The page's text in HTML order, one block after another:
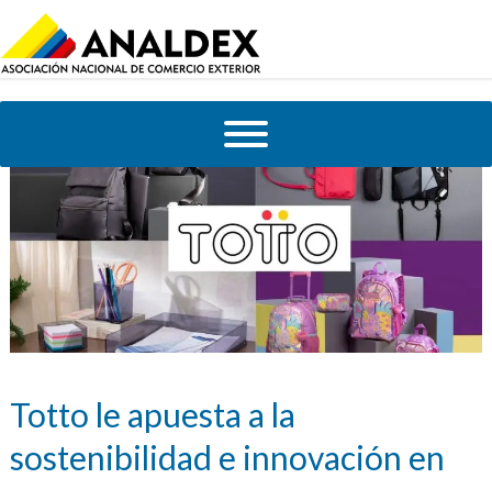
Totto le apuesta a la
sostenibilidad e innovación en